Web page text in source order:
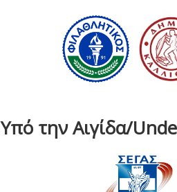
Υπό την Αιγίδα/